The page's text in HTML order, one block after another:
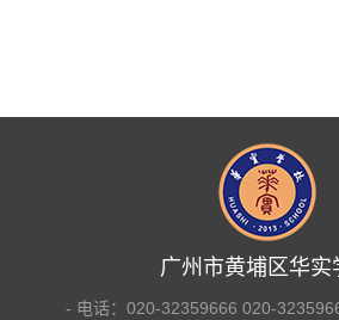
广州市黄埔区华实
- 电话：020-32359666 020-